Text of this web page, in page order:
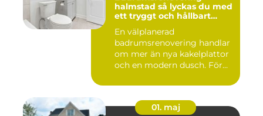
halmstad så lyckas du med
ett tryggt och hållbart
En välplanerad
badrumsrenovering handlar
om mer än nya kakelplattor
och en modern dusch. För
01. maj